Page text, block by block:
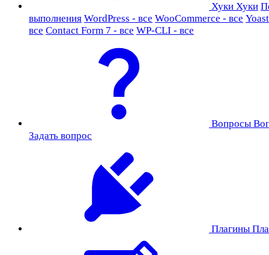
Хуки Хуки
выполнения WordPress - все WooCommerce - все
все Contact Form 7 - все WP-CLI - все
Вопросы
Задать вопрос
Плагины